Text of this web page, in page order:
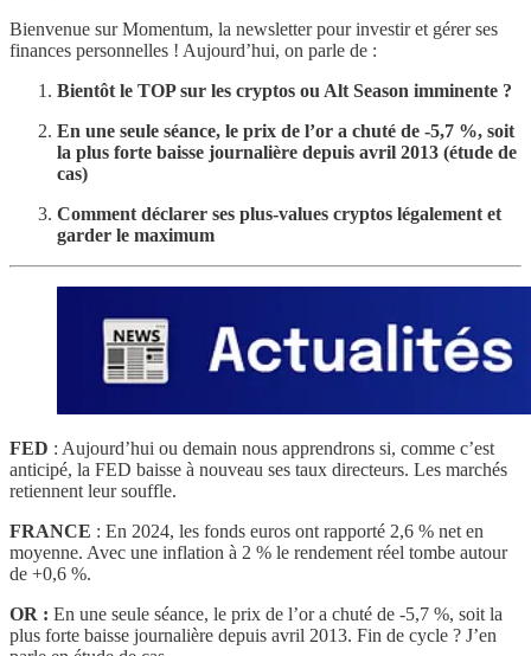
Bienvenue sur Momentum, la newsletter pour investir et gérer ses
finances personnelles ! Aujourd’hui, on parle de :
Bientôt le TOP sur les cryptos ou Alt Season imminente ?
En une seule séance, le prix de l’or a chuté de -5,7 %, soit
la plus forte baisse journalière depuis avril 2013 (étude de
cas)
Comment déclarer ses plus-values cryptos légalement et
garder le maximum
FED : Aujourd’hui ou demain nous apprendrons si, comme c’est
anticipé, la FED baisse à nouveau ses taux directeurs. Les marchés
retiennent leur souffle.
FRANCE : En 2024, les fonds euros ont rapporté 2,6 % net en
moyenne. Avec une inflation à 2 % le rendement réel tombe autour
de +0,6 %.
OR : En une seule séance, le prix de l’or a chuté de -5,7 %, soit la
plus forte baisse journalière depuis avril 2013. Fin de cycle ? J’en